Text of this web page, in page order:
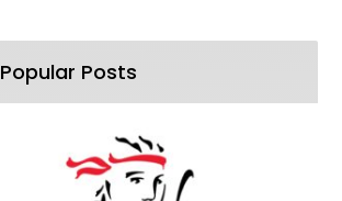
Popular Posts